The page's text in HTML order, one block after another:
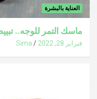
العناية بالبشرة
ماسك التمر للوجه..
فبراير 28, 2022 Sima